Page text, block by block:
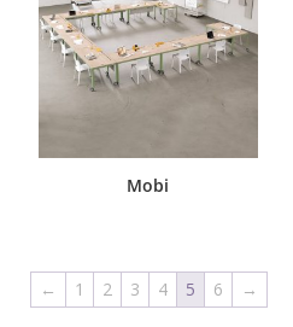
Mobi
← 1 2 3 4 5 6 →